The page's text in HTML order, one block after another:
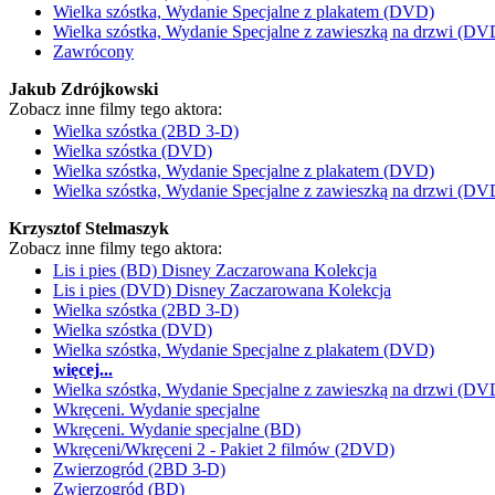
Wielka szóstka, Wydanie Specjalne z plakatem (DVD)
Wielka szóstka, Wydanie Specjalne z zawieszką na drzwi
Zawrócony
Jakub Zdrójkowski
Zobacz inne filmy tego aktora:
Wielka szóstka (2BD 3-D)
Wielka szóstka (DVD)
Wielka szóstka, Wydanie Specjalne z plakatem (DVD)
Wielka szóstka, Wydanie Specjalne z zawieszką na drzwi
Krzysztof Stelmaszyk
Zobacz inne filmy tego aktora:
Lis i pies (BD) Disney Zaczarowana Kolekcja
Lis i pies (DVD) Disney Zaczarowana Kolekcja
Wielka szóstka (2BD 3-D)
Wielka szóstka (DVD)
Wielka szóstka, Wydanie Specjalne z plakatem (DVD)
więcej...
Wielka szóstka, Wydanie Specjalne z zawieszką na drzwi
Wkręceni. Wydanie specjalne
Wkręceni. Wydanie specjalne (BD)
Wkręceni/Wkręceni 2 - Pakiet 2 filmów (2DVD)
Zwierzogród (2BD 3-D)
Zwierzogród (BD)